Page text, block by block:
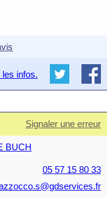
les infos.
Signaler une erreur
BUCH
05 57 15 80 33